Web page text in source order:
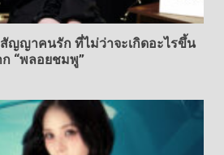
ญญาคนรัก ที่ไม่ว่าจะเกิดอะไรขึ้น
“พลอยชมพู”